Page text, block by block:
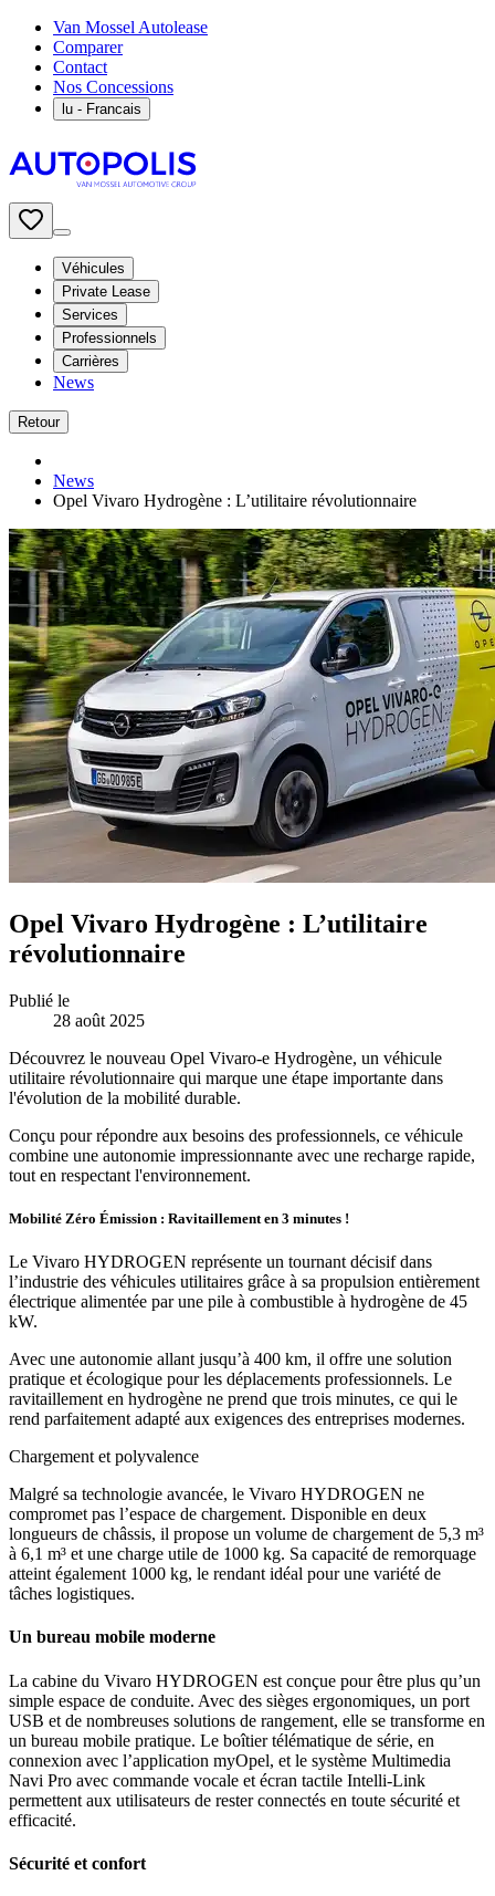
Van Mossel Autolease
Comparer
Contact
Nos Concessions
lu - Francais
Véhicules
Private Lease
Services
Professionnels
Carrières
News
Retour
News
Opel Vivaro Hydrogène : L’utilitaire révolutionnaire
Opel Vivaro Hydrogène : L’utilitaire
révolutionnaire
Publié le
28 août 2025
Découvrez le nouveau Opel Vivaro-e Hydrogène, un véhicule
utilitaire révolutionnaire qui marque une étape importante dans
l'évolution de la mobilité durable.
Conçu pour répondre aux besoins des professionnels, ce véhicule
combine une autonomie impressionnante avec une recharge rapide,
tout en respectant l'environnement.
Mobilité Zéro Émission : Ravitaillement en 3 minutes !
Le Vivaro HYDROGEN représente un tournant décisif dans
l’industrie des véhicules utilitaires grâce à sa propulsion entièrement
électrique alimentée par une pile à combustible à hydrogène de 45
kW.
Avec une autonomie allant jusqu’à 400 km, il offre une solution
pratique et écologique pour les déplacements professionnels. Le
ravitaillement en hydrogène ne prend que trois minutes, ce qui le
rend parfaitement adapté aux exigences des entreprises modernes.
Chargement et polyvalence
Malgré sa technologie avancée, le Vivaro HYDROGEN ne
compromet pas l’espace de chargement. Disponible en deux
longueurs de châssis, il propose un volume de chargement de 5,3 m³
à 6,1 m³ et une charge utile de 1000 kg. Sa capacité de remorquage
atteint également 1000 kg, le rendant idéal pour une variété de
tâches logistiques.
Un bureau mobile moderne
La cabine du Vivaro HYDROGEN est conçue pour être plus qu’un
simple espace de conduite. Avec des sièges ergonomiques, un port
USB et de nombreuses solutions de rangement, elle se transforme en
un bureau mobile pratique. Le boîtier télématique de série, en
connexion avec l’application myOpel, et le système Multimedia
Navi Pro avec commande vocale et écran tactile Intelli-Link
permettent aux utilisateurs de rester connectés en toute sécurité et
efficacité.
Sécurité et confort